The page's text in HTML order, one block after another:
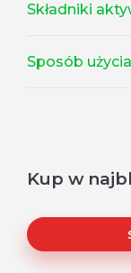
Składniki
Sposób użycia
Kup w